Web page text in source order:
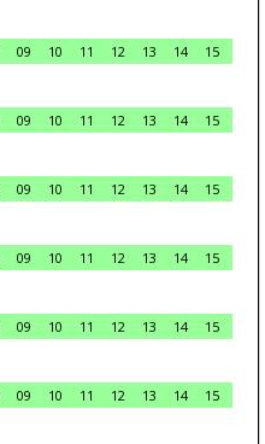
09 10 11 12 13 14
15
09 10 11 12 13 14
15
09 10 11 12 13 14
15
09 10 11 12 13 14
15
09 10 11 12 13 14
15
09 10 11 12 13 14
15